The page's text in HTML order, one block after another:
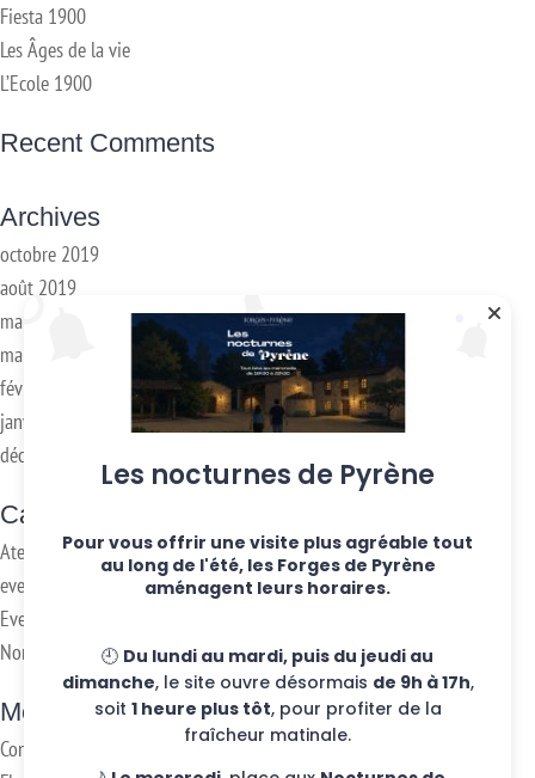
Fiesta 1900
Les Âges de la vie
L’Ecole 1900
Recent Comments
Archives
octobre 2019
août 2019
mai 2019
mars 2018
février 2018
janvier 2017
décembre 2016
Categories
Ateliers hebdo
evenements
Eventos
Non classifié(e)
Meta
Connexion
Les nocturnes de Pyrène
Pour vous offrir une visite plus agréable tout
au long de l'été, les Forges de Pyrène
aménagent leurs horaires.
🕘 Du lundi au mardi, puis du jeudi au
dimanche, le site ouvre désormais de 9h à 17h,
soit 1 heure plus tôt, pour profiter de la
fraîcheur matinale.